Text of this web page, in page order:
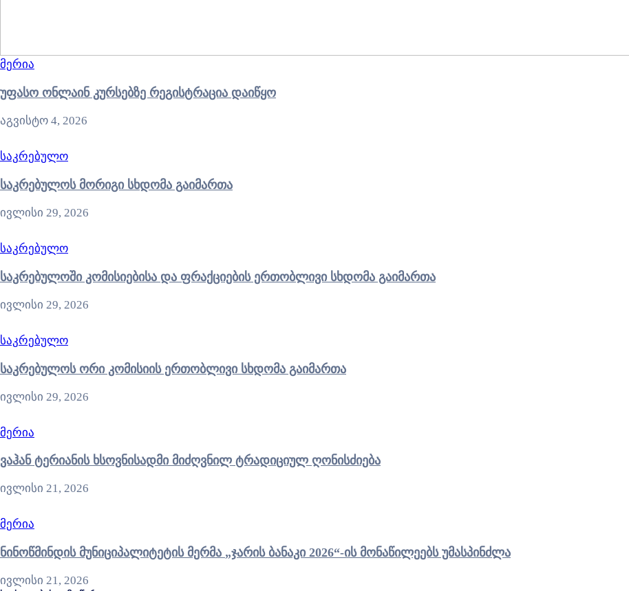
მერია
უფასო ონლაინ კურსებზე რეგისტრაცია დაიწყო
აგვისტო 4, 2026
საკრებულო
საკრებულოს მორიგი სხდომა გაიმართა
ივლისი 29, 2026
საკრებულო
საკრებულოში კომისიებისა და ფრაქციების ერთობლივი სხდომა გაიმართა
ივლისი 29, 2026
საკრებულო
საკრებულოს ორი კომისიის ერთობლივი სხდომა გაიმართა
ივლისი 29, 2026
მერია
ვაჰან ტერიანის ხსოვნისადმი მიძღვნილ ტრადიციულ ღონისძიება
ივლისი 21, 2026
მერია
ნინოწმინდის მუნიციპალიტეტის მერმა „ჯარის ბანაკი 2026“-ის მონაწილეებს უმასპინძლა
ივლისი 21, 2026